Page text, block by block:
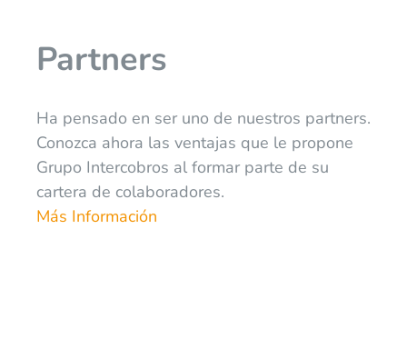
Partners
Ha pensado en ser uno de nuestros partners.
Conozca ahora las ventajas que le propone
Grupo Intercobros al formar parte de su
cartera de colaboradores.
Más Información